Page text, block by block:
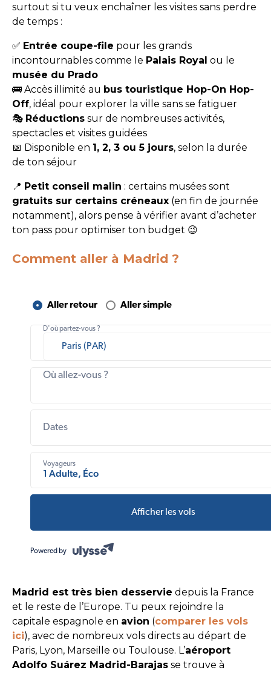
surtout si tu veux enchaîner les visites sans perdre
de temps :
✅ Entrée coupe-file pour les grands
incontournables comme le Palais Royal ou le
musée du Prado
🚌 Accès illimité au bus touristique Hop-On Hop-
Off, idéal pour explorer la ville sans se fatiguer
🎭 Réductions sur de nombreuses activités,
spectacles et visites guidées
📅 Disponible en 1, 2, 3 ou 5 jours, selon la durée
de ton séjour
📍 Petit conseil malin : certains musées sont
gratuits sur certains créneaux (en fin de journée
notamment), alors pense à vérifier avant d’acheter
ton pass pour optimiser ton budget 😉
Comment aller à Madrid ?
Aller retour Aller simple
D'où partez-vous ?
Où allez-vous ?
Dates
Voyageurs
1 Adulte, Éco
Afficher les vols
Powered by
Madrid est très bien desservie depuis la France
et le reste de l’Europe. Tu peux rejoindre la
capitale espagnole en avion (comparer les vols
ici), avec de nombreux vols directs au départ de
Paris, Lyon, Marseille ou Toulouse. L’aéroport
Adolfo Suárez Madrid-Barajas se trouve à